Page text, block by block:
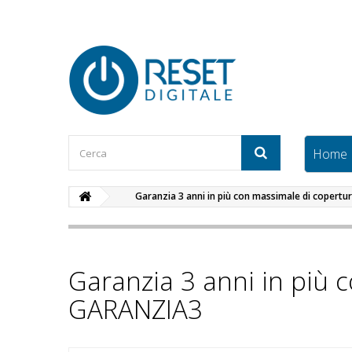
Home
Garanzia 3 anni in più con massimale di
Garanzia 3 anni in più
GARANZIA3